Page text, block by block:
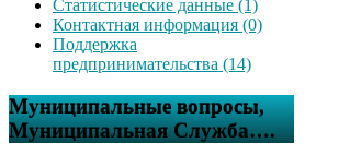
Статистические данные (1)
Контактная информация (0)
Поддержка
предпринимательства (14)
Муниципальные вопросы,
Муниципальная Служба….